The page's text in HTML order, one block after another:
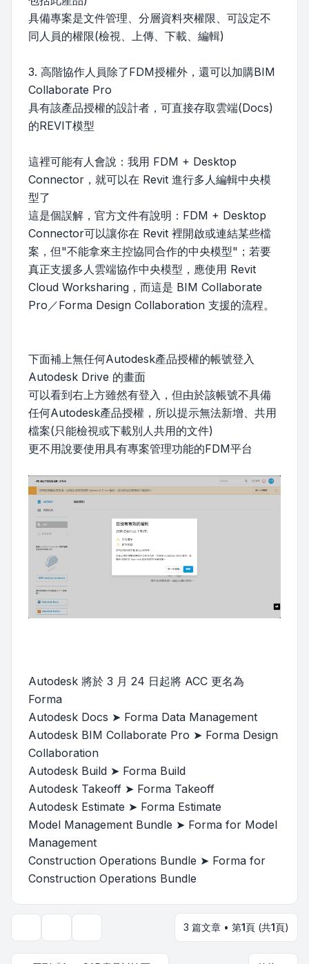
具備專案是文件管理、分層資料夾權限、可設定不
同人員的權限(檢視、上傳、下載、編輯)
3. 高階協作人員除了FDM授權外，還可以加購BIM
Collaborate Pro
具有該產品授權的設計者，可直接存取雲端(Docs)
的REVIT模型
這裡可能有人會說：我用 FDM + Desktop
Connector，就可以在 Revit 進行多人編輯中央模
型了
這是個誤解，官方文件有說明：FDM + Desktop
Connector可以讓你在 Revit 裡開啟或連結某些檔
案，但"不能拿來主控協同合作的中央模型"；若要
真正支援多人雲端協作中央模型，應使用 Revit
Cloud Worksharing，而這是 BIM Collaborate
Pro／Forma Design Collaboration 支援的流程。
下面補上無任何Autodesk產品授權的帳號登入
Autodesk Drive 的畫面
可以看到右上方雖然有登入，但由於該帳號不具備
任何Autodesk產品授權，所以提示無法新增、共用
檔案(只能檢視或下載別人共用的文件)
更不用說要使用具有專案管理功能的FDM平台
Autodesk 將於 3 月 24 日起將 ACC 更名為
Forma
Autodesk Docs ➤ Forma Data Management
Autodesk BIM Collaborate Pro ➤ Forma Design
Collaboration
Autodesk Build ➤ Forma Build
Autodesk Takeoff ➤ Forma Takeoff
Autodesk Estimate ➤ Forma Estimate
Model Management Bundle ➤ Forma for Model
Management
Construction Operations Bundle ➤ Forma for
Construction Operations Bundle
3 篇文章 • 第1頁 (共1頁)